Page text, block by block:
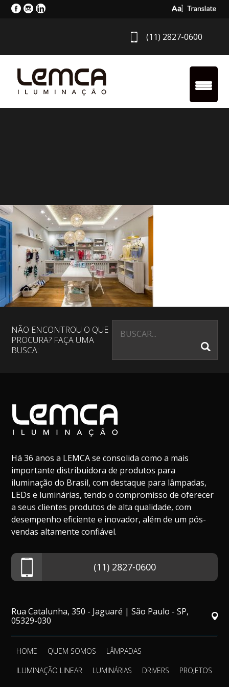
Select
(11) 2827-0600
NÃO ENCONTROU O QUE
PROCURA? FAÇA UMA
BUSCA:
Há 36 anos a LEMCA se consolida como a mais
importante distribuidora de produtos para
iluminação do Brasil, com destaque para lâmpadas,
LEDs e luminárias, tendo o compromisso de oferecer
a seus clientes produtos de alta qualidade, com
desempenho eficiente e inovador, além de um pós-
vendas altamente confiável.
(11) 2827-0600
Rua Catalunha, 350 - Jaguaré | São Paulo - SP,
05329-030
HOME QUEM SOMOS
LÂMPADAS
ILUMINAÇÃO LINEAR
LUMINÁRIAS DRIVERS
PROJETOS